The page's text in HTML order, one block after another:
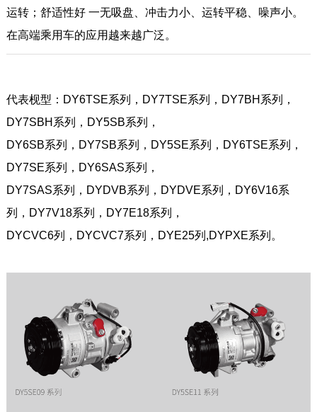
运转；舒适性好 一无吸盘、冲击力小、运转平稳、噪声小。
在高端乘用车的应用越来越广泛。
代表枧型： DY6TSE系列，DY7TSE系列，DY7BH系列，
DY7SBH系列，DY5SB系列，
DY6SB系列，DY7SB系列，DY5SE系列，DY6TSE系列，
DY7SE系列，DY6SAS系列，
DY7SAS系列，DYDVB系列，DYDVE系列，DY6V16系
列，DY7V18系列，DY7E18系列，
DYCVC6列，DYCVC7系列，DYE25列,DYPXE系列。